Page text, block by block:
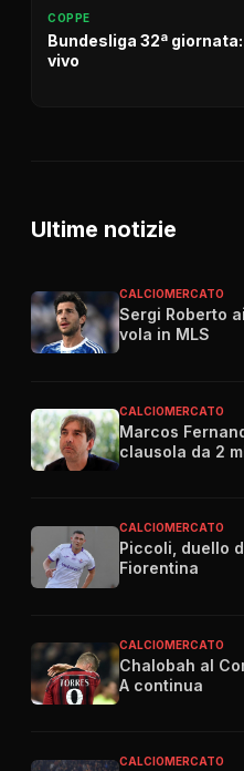
COPPE
Bundesliga 32ª
vivo
Ultime notizie
CALCIOMERCATO
Sergi Roberto
vola in MLS
CALCIOMERCATO
Marcos
clausola da 2
CALCIOMERCATO
Piccoli, duello
Fiorentina
CALCIOMERCATO
Chalobah al
A continua
CALCIOMERCATO